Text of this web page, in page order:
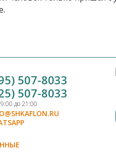
507-8033
507-8033
до 21:00